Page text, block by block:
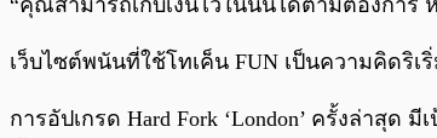
“คุณสามารถเก็บเงินไว้ในนั้นได้ตามต้องการ
เว็บไซต์พนันที่ใช้โทเค็น FUN เป็นความคิดริเริ่
การอัปเกรด Hard Fork ‘London’ ครั้งล่าสุ